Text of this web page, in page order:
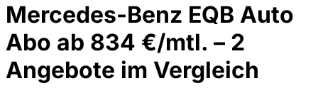
Mercedes-Benz EQB Auto
Abo ab 834 €/mtl. – 2
Angebote im Vergleich